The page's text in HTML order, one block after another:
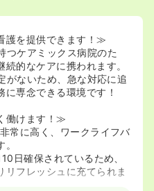
護を提供できます！≫
ケアミックス病院のた
的なケアに携われます。
ないため、急な対応に追
専念できる環境です！
働けます！≫
常に高く、ワークライフバ
日確保されているため、
リフレッシュに充てられま